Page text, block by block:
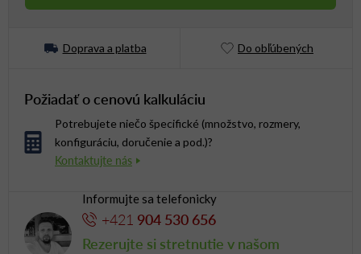
Doprava a platba Do obľúbených
Požiadať o cenovú kalkuláciu
Potrebujete niečo špecifické (množstvo, rozmery,
konfiguráciu, doručenie a pod.)?
Informujte sa telefonicky
+421 904 530 656
Rezerujte si stretnutie v našom